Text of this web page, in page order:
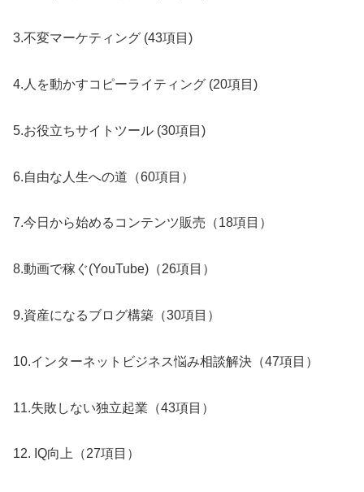
3.不変マーケティング (43項目)
4.人を動かすコピーライティング (20項目)
5.お役立ちサイトツール (30項目)
6.自由な人生への道（60項目）
7.今日から始めるコンテンツ販売（18項目）
8.動画で稼ぐ(YouTube)（26項目）
9.資産になるブログ構築（30項目）
10.インターネットビジネス悩み相談解決（47項目）
11.失敗しない独立起業（43項目）
12. IQ向上（27項目）